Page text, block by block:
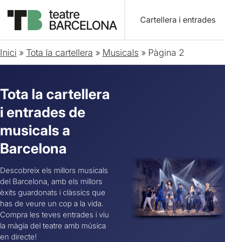
Cartellera i entrades
Inici » Tota la cartellera » Musicals » Pàgina 2
Tota la cartellera
i entrades de
musicals a
Barcelona
Descobreix els millors musicals
del Barcelona, amb els millors
èxits guardonats i clàssics que
has de veure un cop a la vida.
Compra les teves entrades i viu
la màgia del teatre amb música
en directe!